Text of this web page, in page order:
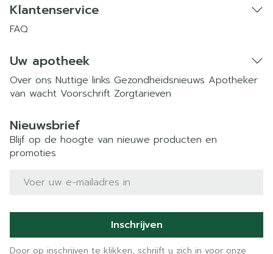
Klantenservice
FAQ
Uw apotheek
Over ons Nuttige links Gezondheidsnieuws Apotheker
van wacht Voorschrift Zorgtarieven
Nieuwsbrief
Blijf op de hoogte van nieuwe producten en
promoties
E-mail adres
Inschrijven
Door op inschrijven te klikken, schrijft u zich in voor onze